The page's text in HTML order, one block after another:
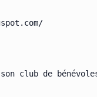
club de